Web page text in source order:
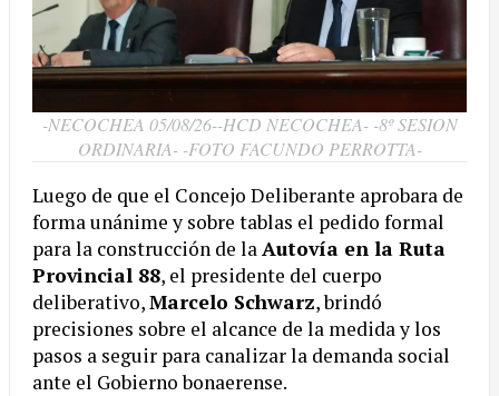
-NECOCHEA 05/08/26--HCD NECOCHEA- -8º SESION
ORDINARIA- -FOTO FACUNDO PERROTTA-
Luego de que el Concejo Deliberante aprobara de
forma unánime y sobre tablas el pedido formal
para la construcción de laAutovía en la Ruta
Provincial 88, el presidente del cuerpo
deliberativo,Marcelo Schwarz, brindó
precisiones sobre el alcance de la medida y los
pasos a seguir para canalizar la demanda social
ante el Gobierno bonaerense.